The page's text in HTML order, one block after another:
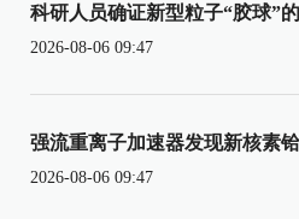
科研人员确证新型粒子“胶球”
2026-08-06 09:47
强流重离子加速器发现新核素
2026-08-06 09:47